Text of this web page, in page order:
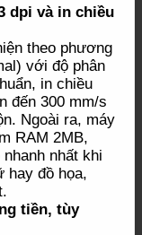
dpi và in chiều
theo phương
với độ phân
in chiều
đến 300 mm/s
Ngoài ra, máy
RAM 2MB,
nhất khi
hay đồ họa,
tiền, tùy